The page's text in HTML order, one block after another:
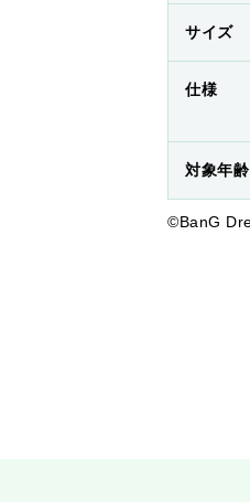
サイズ
仕様
対象年齢
©BanG